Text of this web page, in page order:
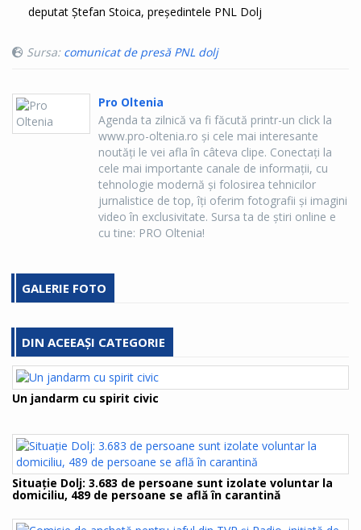
deputat Ștefan Stoica, președintele PNL Dolj
Sursa: comunicat de presă PNL dolj
Pro Oltenia
Agenda ta zilnică va fi făcută printr-un click la
www.pro-oltenia.ro şi cele mai interesante
noutăţi le vei afla în câteva clipe. Conectaţi la
cele mai importante canale de informaţii, cu
tehnologie modernă şi folosirea tehnicilor
jurnalistice de top, îţi oferim fotografii şi imagini
video în exclusivitate. Sursa ta de ştiri online e
cu tine: PRO Oltenia!
GALERIE FOTO
DIN ACEEAȘI CATEGORIE
Un jandarm cu spirit civic
Situaţie Dolj: 3.683 de persoane sunt izolate voluntar la
domiciliu, 489 de persoane se află în carantină